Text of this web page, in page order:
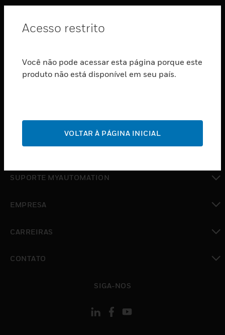
toggle view
toggle view
SERVIÇOS
SUPORTE
toggle view
toggle view
SUPORTE MYAUTOMATION
EMPRESA
CARREIRAS
CONTATO
SIGA-NOS
Acesso restrito
Você não pode acessar esta página porque este
produto não está disponível em seu país.
VOLTAR À PÁGINA INICIAL